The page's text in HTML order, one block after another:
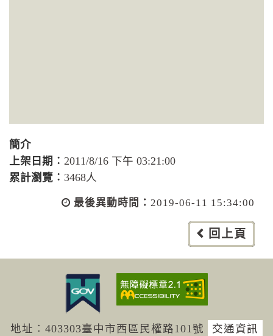
簡介
上架日期︰ 2011/8/16 下午 03:21:00
累計瀏覽︰ 3468人
最後異動時間： 2019-06-11 15:34:00
回上頁
地址︰403303臺中市西區民權路101號
交通資訊